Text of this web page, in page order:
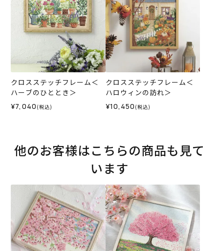
クロスステッチフレーム＜
ハーブのひととき＞
¥7,040 (税込)
クロスステッチフレーム＜
ハロウィンの訪れ＞
¥10,450 (税込)
他のお客様はこちらの商品も見て
います